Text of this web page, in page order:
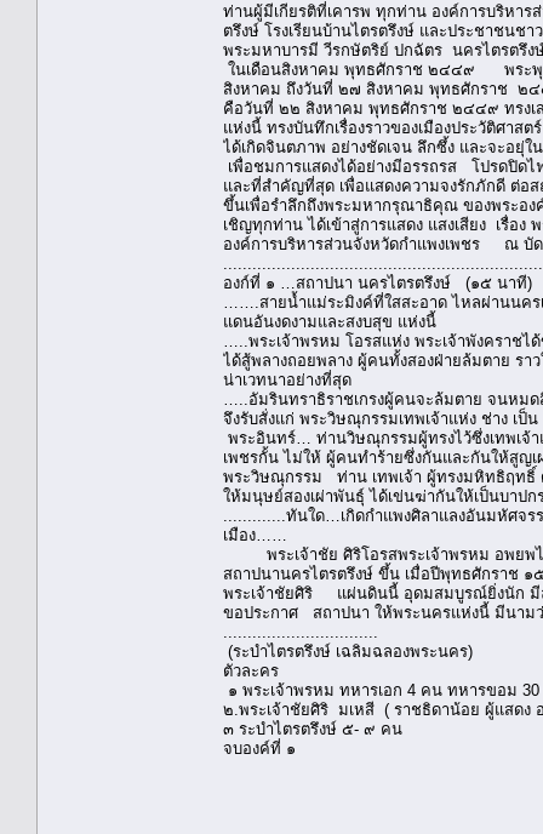
ท่านผู้มีเกียรติที่เคารพ ทุกท่าน องค์การบริหาร
ตรึงษ์ โรงเรียนบ้านไตรตรึงษ์ และประชาชนช
พระมหาบารมี วีรกษัตริย์ ปกฉัตร นครไตรต
ในเดือนสิงหาคม พุทธศักราช ๒๔๔๙ พระพุท
สิงหาคม ถึงวันที่ ๒๗ สิงหาคม พุทธศักราช ๒๔
คือวันที่ ๒๒ สิงหาคม พุทธศักราช ๒๔๔๙ ทรงเ
แห่งนี้ ทรงบันทึกเรื่องราวของเมืองประวัติศาส
ได้เกิดจินตภาพ อย่างชัดเจน ลึกซึ้ง และจะอยุ่ใ
เพื่อชมการแสดงได้อย่างมีอรรถรส โปรดปิด
และที่สำคัญที่สุด เพื่อแสดงความจงรักภักดี ต่อ
ขึ้นเพื่อรำลึกถึงพระมหากรุณาธิคุณ ของพระอง
เชิญทุกท่าน ได้เข้าสู่การแสดง แสงเสียง เรื่อ
องค์การบริหารส่วนจังหวัดกำแพงเพช
องก์ที่ ๑ …สถาปนา นครไตรตรึงษ์ (๑๕ นาที)
…….สายน้ำแม่ระมิงค์ที่ใสสะอาด ไหลผ่านนค
แดนอันงดงามและสงบสุข แห่งนี้
…..พระเจ้าพรหม โอรสแห่ง พระเจ้าพังคราช
ได้สู้พลางถอยพลาง ผู้คนทั้งสองฝ่ายล้มตาย รา
น่าเวทนาอย่างที่สุด
…..อัมรินทราธิราชเกรงผู้คนจะล้มตาย จนหม
จึงรับสั่งแก่ พระวิษณุกรรมเทพเจ้าแห่ง ช่าง เป็
พระอินทร์… ท่านวิษณุกรรมผู้ทรงไว้ซึ่งเทพเจ้า
เพชรกั้น ไม่ให้ ผู้คนทําร้ายซึ่งกันและกันให้สูญเ
พระวิษณุกรรม ท่าน เทพเจ้า ผู้ทรงมหิทธิฤทธิ์
ให้มนุษย์สองเผ่าพันธุ์ ได้เข่นฆ่ากันให้เป็นบาปก
.............ทันใด…เกิดกําแพงศิลาแลงอันมหัศจ
เมือง……
พระเจ้าชัย ศิริโอรสพระเจ้าพรหม อพยพ
สถาปนานครไตรตรึงษ์ ขึ้น เมื่อปีพุทธศักราช
พระเจ้าชัยศิริ แผ่นดินนี้ อุดมสมบูรณ์ยิ่งนัก มีล
ขอประกาศ สถาปนา ให้พระนครแห่งนี้ มีนาม
(ระบำไตรตรึงษ์ เฉลิมฉลองพระนคร)
ตัวละคร
๑ พระเจ้าพรหม ทหารเอก 4 คน ทหารขอม
๒.พระเจ้าชัยศิริ มเหสี ( ราชธิดาน้อย ผู้แสดง
๓ ระบำไตรตรึงษ์ ๕- ๙ คน
จบองค์ที่ ๑